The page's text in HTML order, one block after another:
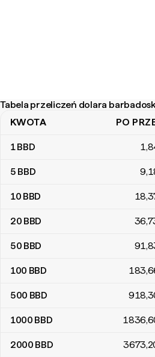
Tabela przeliczeń dolara
Tabela przeliczeń dolara
KWOTA PO
1BBD 1
5 BBD 9
10 BBD 18
20 BBD 36
50 BBD 91
100 BBD 183
500 BBD 918
1000 BBD 1836
2000 BBD 3673